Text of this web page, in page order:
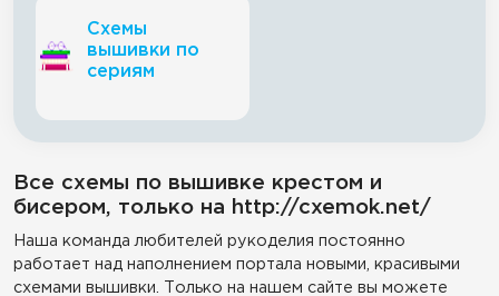
Схемы
вышивки по
сериям
Все схемы по вышивке крестом и
бисером, только на http://cxemok.net/
Наша команда любителей рукоделия постоянно
работает над наполнением портала новыми, красивыми
схемами вышивки. Только на нашем сайте вы можете